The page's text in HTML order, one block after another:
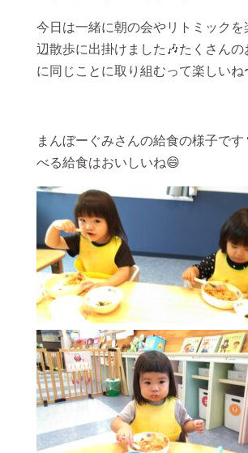
今日は一緒に朝の会やリトミックを
辺散歩に出掛けました🎶たくさんの
に同じことに取り組むって楽しいね
まんぼーぐみさんの給食の様子です
べる給食はおいしいね😄